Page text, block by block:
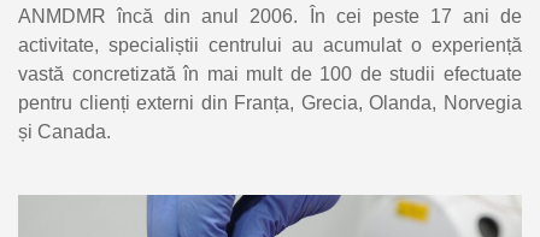
ANMDMR încă din anul 2006. În cei peste 17 ani de
activitate, specialiștii centrului au acumulat o experiență
vastă concretizată în mai mult de 100 de studii efectuate
pentru clienți externi din Franța, Grecia, Olanda, Norvegia
și Canada.